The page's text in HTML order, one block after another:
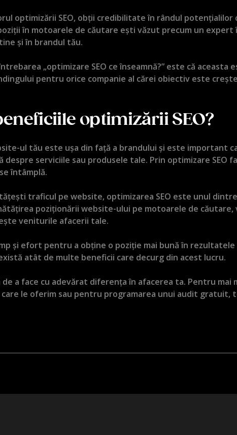
optimizării SEO, obții credibilitate în rândul
în motoarele de căutare ești văzut precum un expert
și în brandul tău.
„optimizare SEO ce înseamnă?” este că aceasta
pentru orice companie al cărei obiectiv este
optimizării SEO?
ul tău este ușa din față a brandului și este important
despre serviciile sau produsele tale. Prin optimizare SEO
întâmplă.
traficul pe website, optimizarea SEO este unul
poziționării website-ului pe motoarele de căutare,
veniturile afacerii tale.
și efort pentru a obține o poziție mai bună în
atât de multe beneficii care decurg din acest lucru.
de a face cu adevărat diferența în afacerea ta. Pentru mai
care le oferim sau pentru programarea unui audit gratuit,